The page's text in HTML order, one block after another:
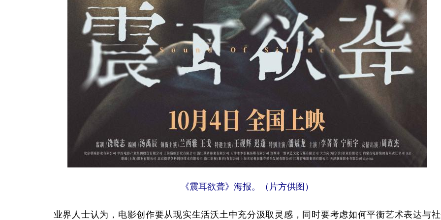
《震耳欲聋》海报。（片方供图）
业界人士认为，电影创作要从现实生活沃土中充分汲取灵感，同时要考虑如何平衡艺术表达与